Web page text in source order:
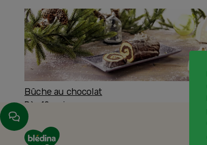
Bûche au chocolat
Dès 12 mois